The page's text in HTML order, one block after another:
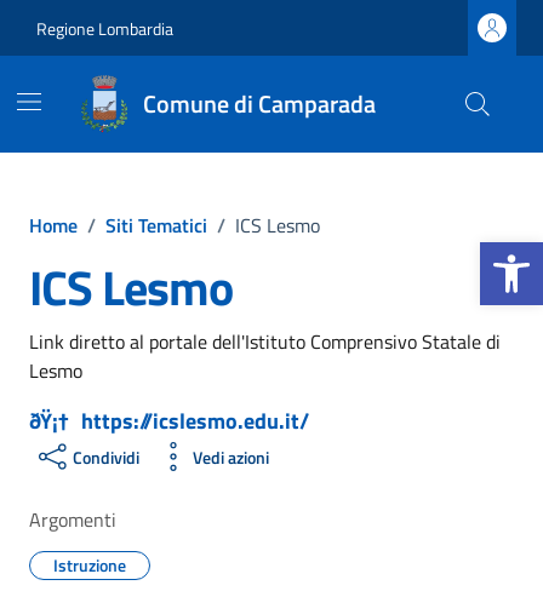
Apri la
Regione Lombardia
Comune di Camparada
Home / Siti Tematici / ICS Lesmo
ICS Lesmo
Link diretto al portale dell'Istituto Comprensivo Statale di
Lesmo
https://icslesmo.edu.it/
Condividi Vedi azioni
Argomenti
Istruzione